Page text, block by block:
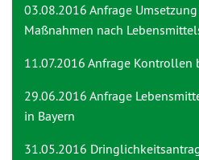
03.08.2016 Anfrage
Maßnahmen nach
11.07.2016 Anfrage Kontrollen
29.06.2016 Anfrage
in Bayern
31.05.2016